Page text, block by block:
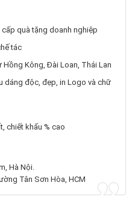
quà tặng doanh nghiệp
tác
Kông, Đài Loan, Thái Lan
dáng độc, đẹp, in Logo và chữ
chiết khấu % cao
Hà Nội.
Tân Sơn Hòa, HCM